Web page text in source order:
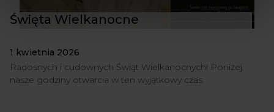
Święta Wielkanocne
1 kwietnia 2026
Radosnych i cudownych Świąt Wielkanocnych! Poniżej
nasze godziny otwarcia w ten wyjątkowy czas